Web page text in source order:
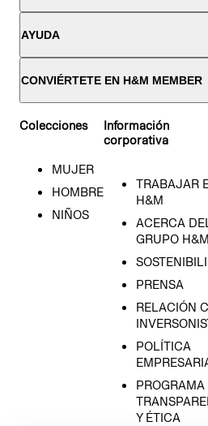
AYUDA
CONVIÉRTETE EN H&M MEMBER
Colecciones
MUJER
HOMBRE
NIÑOS
Información
corporativa
TRABAJAR
H&M
ACERCA
GRUPO H&M
PRENSA
RELACIÓN
POLÍTICA
PROGRAMA
Y ÉTICA